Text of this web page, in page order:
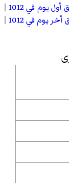
يوم في 1012
|
يوم في 1012
|